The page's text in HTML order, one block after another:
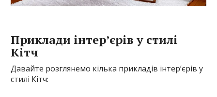
Приклади інтер’єрів у стилі
Кітч
Давайте розглянемо кілька прикладів інтер’єрів у
стилі Кітч: